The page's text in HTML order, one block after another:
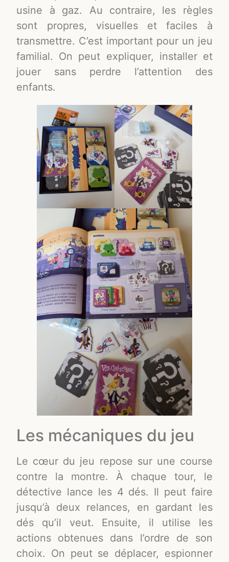
usine à gaz. Au contraire, les règles
sont propres, visuelles et faciles à
transmettre. C’est important pour un jeu
familial. On peut expliquer, installer et
jouer sans perdre l’attention des
enfants.
Les mécaniques du jeu
Le cœur du jeu repose sur une course
contre la montre. À chaque tour, le
détective lance les 4 dés. Il peut faire
jusqu’à deux relances, en gardant les
dés qu’il veut. Ensuite, il utilise les
actions obtenues dans l’ordre de son
choix. On peut se déplacer, espionner